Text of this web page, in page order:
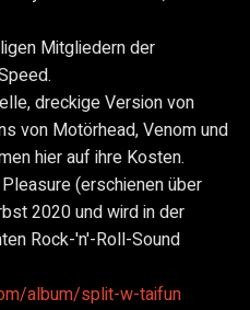
Mitgliedern der
dreckige Version von
von Motörhead, Venom und
hier auf ihre Kosten.
(erschienen über
2020 und wird in der
Rock-'n'-Roll-Sound
album/split-w-taifun